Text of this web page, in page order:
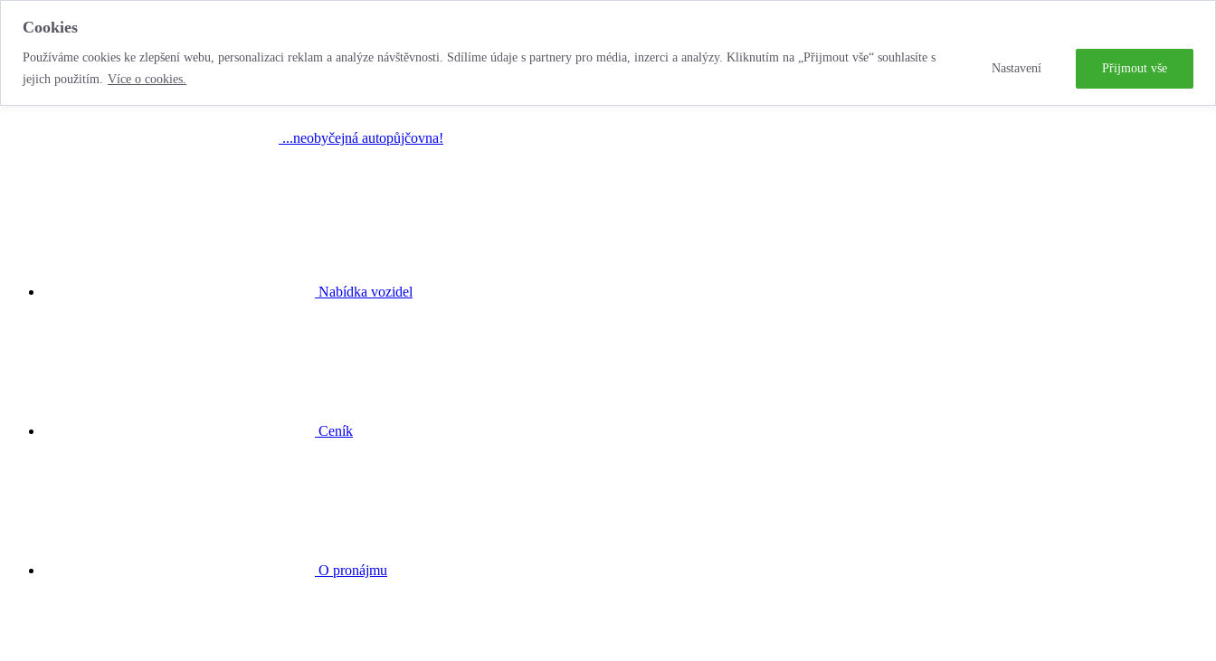
Cookies
Používáme cookies ke zlepšení webu, personalizaci reklam a analýze návštěvnosti. Sdílíme údaje s partnery pro média, inzerci a analýzy. Kliknutím na „Přijmout vše“ souhlasíte s
jejich použitím. Více o cookies.
Nastavení Přijmout vše
...neobyčejná autopůjčovna!
Nabídka vozidel
Ceník
O pronájmu